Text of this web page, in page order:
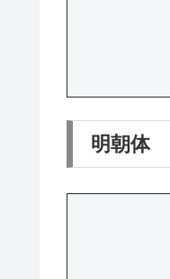
明朝体